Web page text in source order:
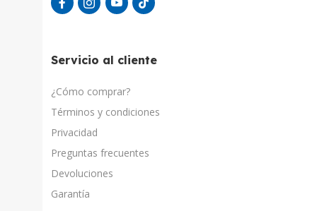
Servicio al cliente
¿Cómo comprar?
Términos y condiciones
Privacidad
Preguntas frecuentes
Devoluciones
Garantía